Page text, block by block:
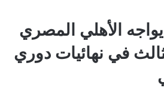
يواجه الأهلي المصري
في نهائيات دوري